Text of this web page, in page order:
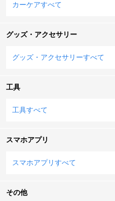
カーケアすべて
グッズ・アクセサリー
グッズ・アクセサリーすべて
工具
工具すべて
スマホアプリ
スマホアプリすべて
その他